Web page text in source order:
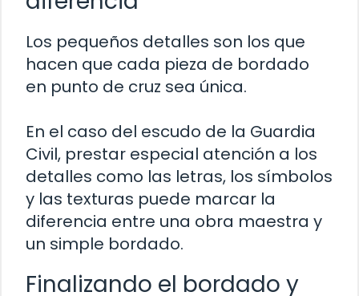
Los pequeños detalles son los que
hacen que cada pieza de bordado
en punto de cruz sea única.
En el caso del escudo de la Guardia
Civil, prestar especial atención a los
detalles como las letras, los símbolos
y las texturas puede marcar la
diferencia entre una obra maestra y
un simple bordado.
Finalizando el bordado y